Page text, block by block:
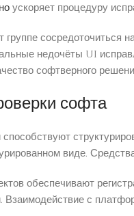
ускоряет процедуру
группе
недочёты UI
софтверного
софта
виде.
обеспечивают
с